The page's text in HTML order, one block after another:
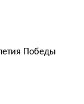
Победы